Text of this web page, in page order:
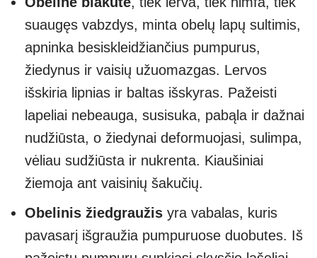
suaugęs vabzdys, minta obelų lapų sultimis,
apninka besiskleidžiančius pumpurus,
žiedynus ir vaisių užuomazgas. Lervos
išskiria lipnias ir baltas išskyras. Pažeisti
lapeliai nebeauga, susisuka, pabąla ir dažnai
nudžiūsta, o žiedynai deformuojasi, sulimpa,
vėliau sudžiūsta ir nukrenta. Kiaušiniai
žiemoja ant vaisinių šakučių.
Obelinis žiedgraužis yra vabalas, kuris
pavasarį išgraužia pumpuruose duobutes. Iš